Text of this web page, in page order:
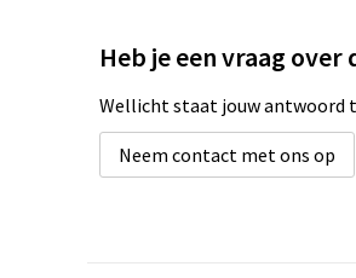
Heb je een vraag
Wellicht staat jouw antwoord
Neem contact met ons op